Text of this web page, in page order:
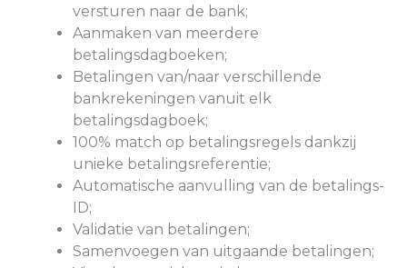
versturen naar de bank;
Aanmaken van meerdere
betalingsdagboeken;
Betalingen van/naar verschillende
bankrekeningen vanuit elk
betalingsdagboek;
100% match op betalingsregels dankzij
unieke betalingsreferentie;
Automatische aanvulling van de betalings-
ID;
Validatie van betalingen;
Samenvoegen van uitgaande betalingen;